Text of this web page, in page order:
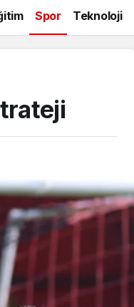
Spor Teknoloji
3 ay önce
Rizespor, Beşiktaş’ı
Ağırlıyor!